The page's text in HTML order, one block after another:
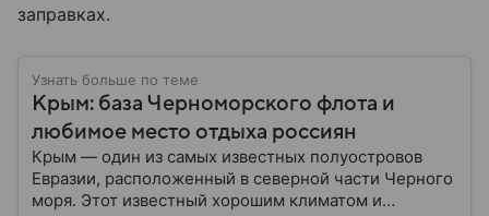
заправках.
Узнать больше по теме
Крым: база Черноморского флота и
любимое место отдыха россиян
Крым — один из самых известных полуостровов
Евразии, расположенный в северной части Черного
моря. Этот известный хорошим климатом и